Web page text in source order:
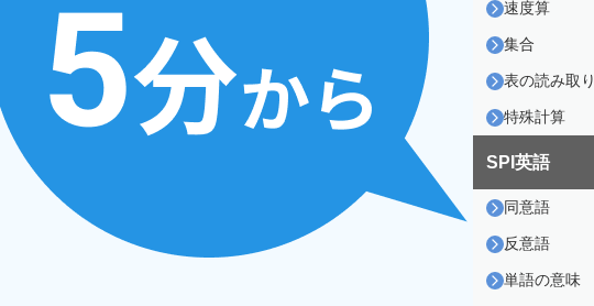
速度算
集合
表の読み取り
特殊計算
SPI英語
同意語
反意語
単語の意味